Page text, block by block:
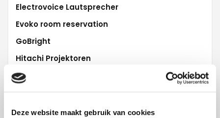
Deze website maakt gebruik van cookies
Electrovoice Lautsprecher
Evoko room reservation
GoBright
Hitachi Projektoren
iiyama Touchscreen
L'Acoustics Audio
Lifesize Videoconferencing